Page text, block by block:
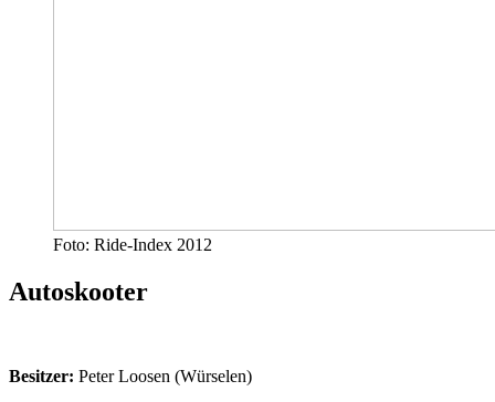
Foto: Ride-Index 2012
Autoskooter
Besitzer: Peter Loosen (Würselen)